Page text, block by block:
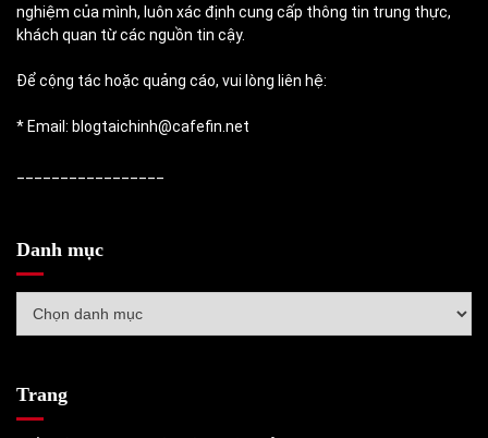
nghiệm của mình, luôn xác định cung cấp thông tin trung thực,
khách quan từ các nguồn tin cậy.
Để cộng tác hoặc quảng cáo, vui lòng liên hệ:
* Email: blogtaichinh@cafefin.net
Danh mục
mục
Trang